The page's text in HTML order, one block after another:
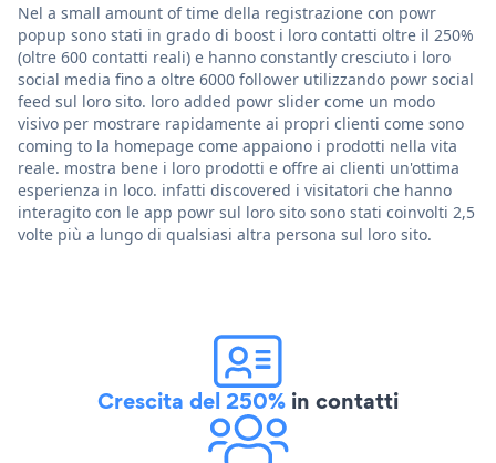
Nel a small amount of time della registrazione con powr
popup sono stati in grado di boost i loro contatti oltre il 250%
(oltre 600 contatti reali) e hanno constantly cresciuto i loro
social media fino a oltre 6000 follower utilizzando powr social
feed sul loro sito. loro added powr slider come un modo
visivo per mostrare rapidamente ai propri clienti come sono
coming to la homepage come appaiono i prodotti nella vita
reale. mostra bene i loro prodotti e offre ai clienti un'ottima
esperienza in loco. infatti discovered i visitatori che hanno
interagito con le app powr sul loro sito sono stati coinvolti 2,5
volte più a lungo di qualsiasi altra persona sul loro sito.
Crescita del 250% in contatti